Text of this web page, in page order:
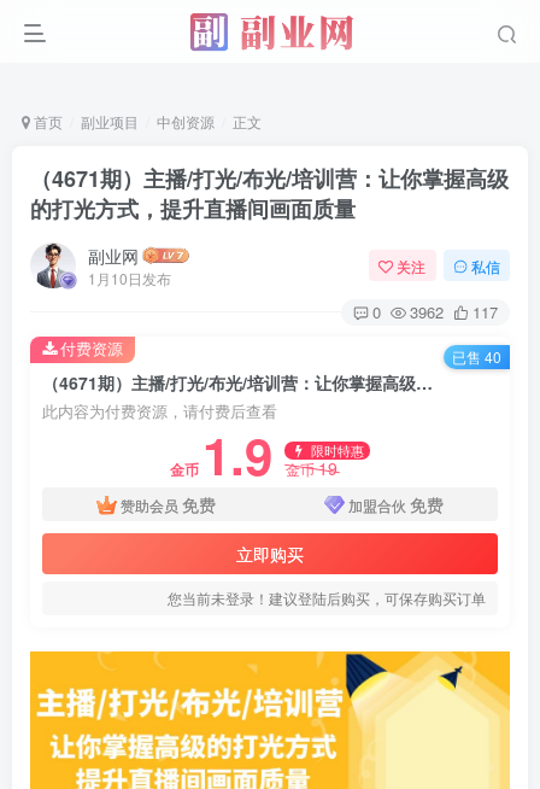
首页 副业项目 中创资源 正文
（4671期）主播/打光/布光/培训营：让你掌握高级
的打光方式，提升直播间画面质量
副业网
1月10日发布
关注 私信
0 3962 117
（4671期）主播/打光/布光/培训营：让你掌握高级的打光方式，提升直播间画面质量
此内容为付费资源，请付费后查看
金币 1.9 限时特惠
金币19
赞助会员 免费 加盟合伙 免费
立即购买
您当前未登录！建议登陆后购买，可保存购买订单
付费资源 已售 40